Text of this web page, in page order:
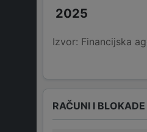
Izvor: Financijska
RAČUNI I BLOKADE